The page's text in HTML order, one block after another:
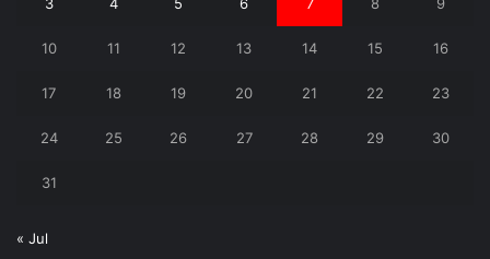
10 11 12 13 14 15 16
17 18 19 20 21 22 23
24 25 26 27 28 29 30
31
« Jul